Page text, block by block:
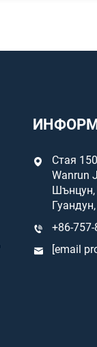
Стая
Wanrun
+86-
[email